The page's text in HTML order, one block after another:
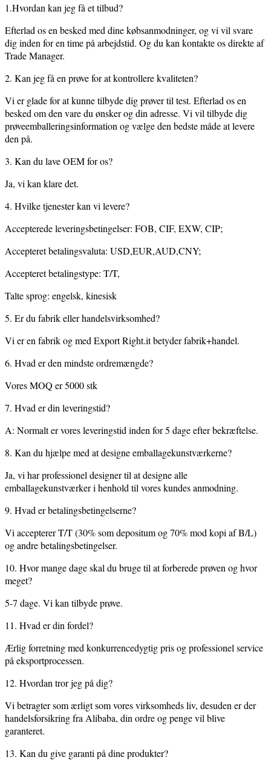
1.Hvordan kan jeg få et tilbud?
Efterlad os en besked med dine købsanmodninger, og vi vil svare
dig inden for en time på arbejdstid. Og du kan kontakte os direkte af
Trade Manager.
2. Kan jeg få en prøve for at kontrollere kvaliteten?
Vi er glade for at kunne tilbyde dig prøver til test. Efterlad os en
besked om den vare du ønsker og din adresse. Vi vil tilbyde dig
prøveemballeringsinformation og vælge den bedste måde at levere
den på.
3. Kan du lave OEM for os?
Ja, vi kan klare det.
4. Hvilke tjenester kan vi levere?
Accepterede leveringsbetingelser: FOB, CIF, EXW, CIP;
Accepteret betalingsvaluta: USD,EUR,AUD,CNY;
Accepteret betalingstype: T/T,
Talte sprog: engelsk, kinesisk
5. Er du fabrik eller handelsvirksomhed?
Vi er en fabrik og med Export Right.it betyder fabrik+handel.
6. Hvad er den mindste ordremængde?
Vores MOQ er 5000 stk
7. Hvad er din leveringstid?
A: Normalt er vores leveringstid inden for 5 dage efter bekræftelse.
8. Kan du hjælpe med at designe emballagekunstværkerne?
Ja, vi har professionel designer til at designe alle
emballagekunstværker i henhold til vores kundes anmodning.
9. Hvad er betalingsbetingelserne?
Vi accepterer T/T (30% som depositum og 70% mod kopi af B/L)
og andre betalingsbetingelser.
10. Hvor mange dage skal du bruge til at forberede prøven og hvor
meget?
5-7 dage. Vi kan tilbyde prøve.
11. Hvad er din fordel?
Ærlig forretning med konkurrencedygtig pris og professionel service
på eksportprocessen.
12. Hvordan tror jeg på dig?
Vi betragter som ærligt som vores virksomheds liv, desuden er der
handelsforsikring fra Alibaba, din ordre og penge vil blive
garanteret.
13. Kan du give garanti på dine produkter?